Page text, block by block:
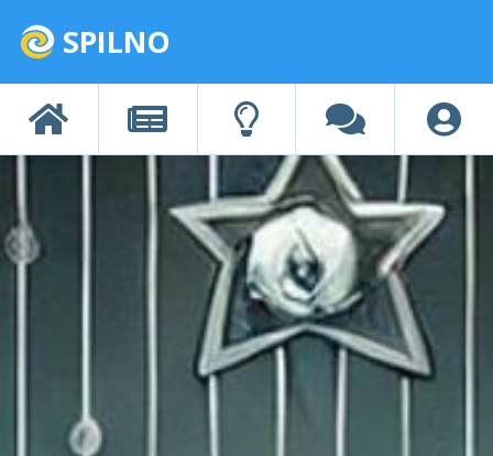
SPILNO